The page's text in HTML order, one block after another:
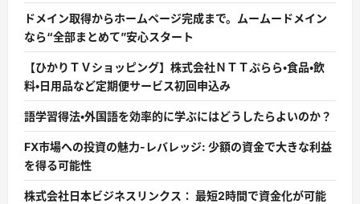
ドメイン取得からホームページ完成まで。ムームードメイン
なら“全部まとめて”安心スタート
【ひかりＴＶショッピング】株式会社ＮＴＴぷらら・食品・飲
料・日用品など定期便サービス初回申込み
語学習得法・外国語を効率的に学ぶにはどうしたらよいのか？
FX市場への投資の魅力-レバレッジ: 少額の資金で大きな利益
を得る可能性
株式会社日本ビジネスリンクス： 最短2時間で資金化が可能